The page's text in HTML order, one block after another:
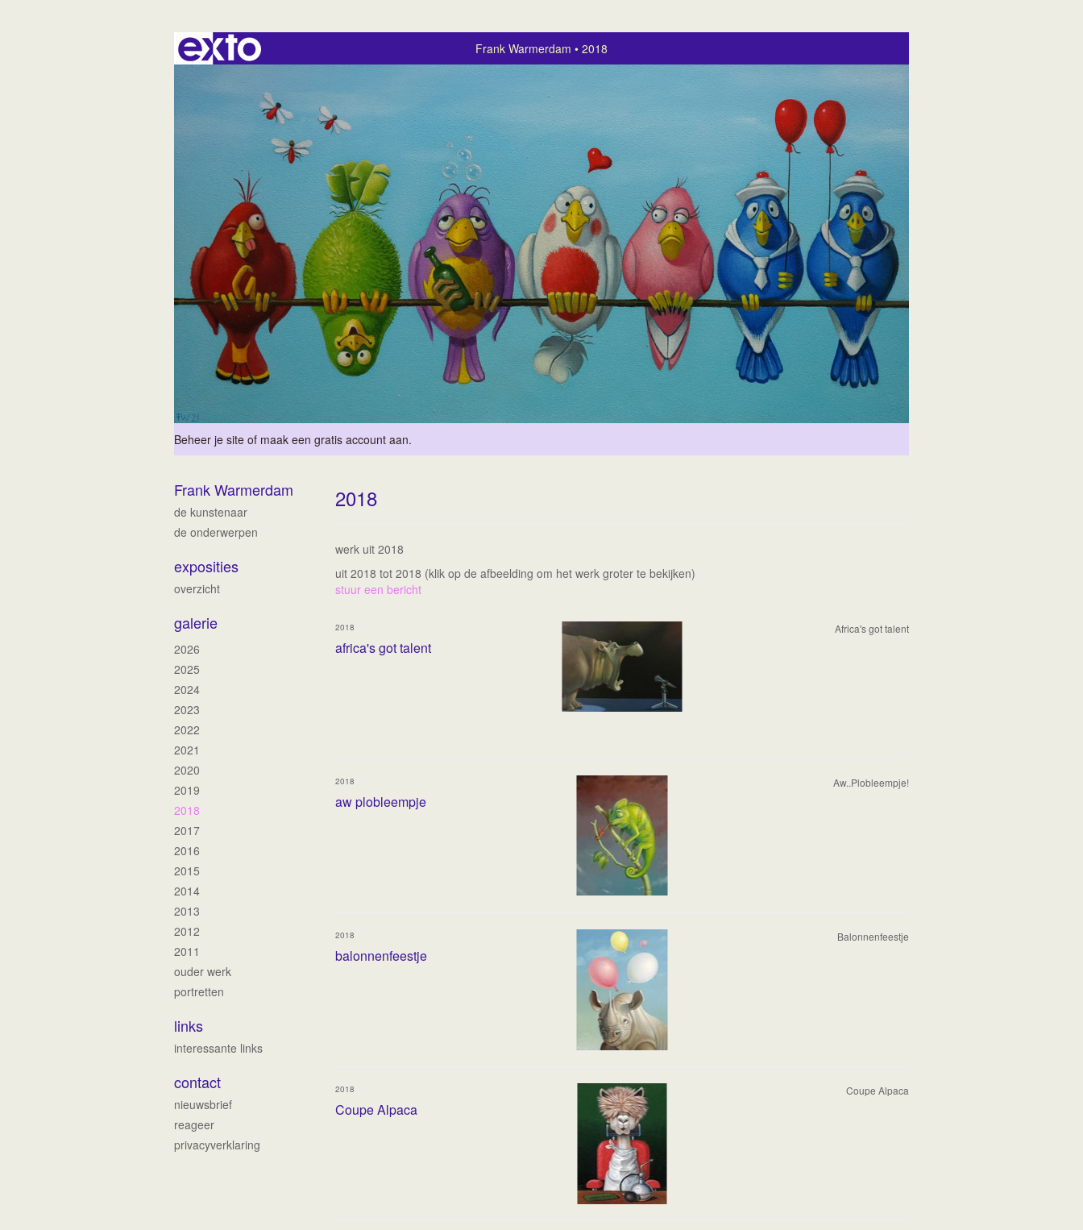
Frank Warmerdam 2018
Beheer je site of maak een gratis account aan.
2018
werk uit 2018
uit 2018 tot 2018 (klik op de afbeelding om het werk groter te bekijken)
stuur een bericht
africa's got talent
2018 Africa's got talent
aw plobleempje
2018 Aw..Plobleempje!
balonnenfeestje
2018 Balonnenfeestje
Coupe Alpaca
2018 Coupe Alpaca
Frank Warmerdam
de kunstenaar
de onderwerpen
exposities
overzicht
galerie
2026
2025
2024
2023
2022
2021
2020
2019
2018
2017
2016
2015
2014
2013
2012
2011
ouder werk
portretten
links
interessante links
contact
nieuwsbrief
reageer
privacyverklaring